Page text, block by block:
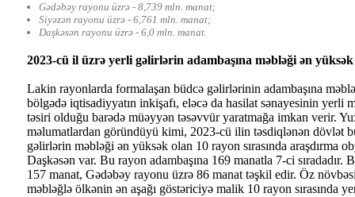
Gədəbəy rayonu üzrə - 8,739 mln. manat;
Siyəzən rayonu üzrə - 6,761 mln. manat;
Daşkəsən rayonu üzrə - 6,0 mln. manat.
2023-cü il üzrə yerli gəlirlərin adambaşına məbləği ən
Lakin rayonlarda formalaşan büdcə gəlirlərinin adambaşına
bölgədə iqtisadiyyatın inkişafı, eləcə da hasilat sənayesinin yerli
təsiri olduğu barədə müəyyən təsəvvür yaratmağa imkan verir.
məlumatlardan göründüyü kimi, 2023-cü ilin təsdiqlənən dövlət
gəlirlərin məbləği ən yüksək olan 10 rayon sırasında araşdırma
Daşkəsən var. Bu rayon adambaşına 169 manatla 7-ci
157 manat, Gədəbəy rayonu üzrə 86 manat təşkil edir. Öz
məbləğlə ölkənin ən aşağı göstəriciyə malik 10 rayon sırasında